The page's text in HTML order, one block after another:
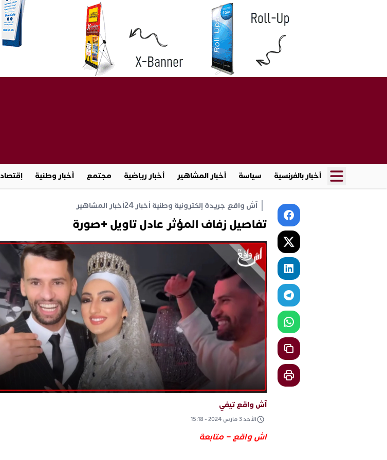
أخبار بالفرنسية سياسة أخبار المشاهير أخبار رياضية مجتمع أخبار وطنية إقتصاد
آش واقع جريدة إلكترونية وطنية أخبار 24 أخبار المشاهير
تفاصيل زفاف المؤثر عادل تاويل +صورة
آش واقع تيفي
الأحد 3 مارس 2024 - 15:18
اش واقع – متابعة